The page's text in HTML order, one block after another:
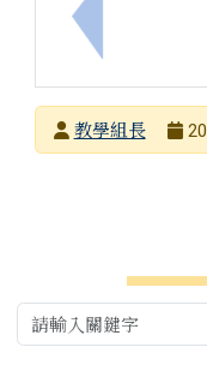
上一筆：教
發布者教學組長